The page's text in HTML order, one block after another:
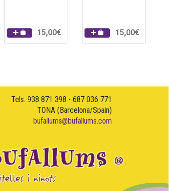
15,00€ 15,00€
Tels. 938 871 398 - 687 036 771
TONA (Barcelona/Spain)
bufallums@bufallums.com